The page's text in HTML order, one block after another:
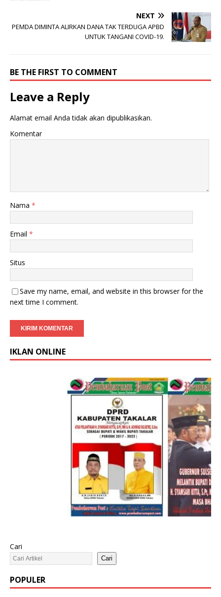
NEXT
PEMDA DIMINTA ALIRKAN DANA TAK TERDUGA APBD
UNTUK TANGANI COVID-19.
BE THE FIRST TO COMMENT
Leave a Reply
Alamat email Anda tidak akan dipublikasikan.
Komentar
Nama *
Email *
Situs
Save my name, email, and website in this browser for the
next time I comment.
IKLAN ONLINE
Cari
Cari
POPULER